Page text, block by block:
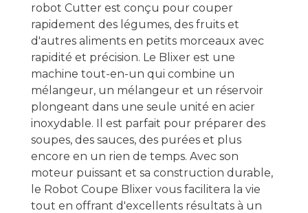
robot Cutter est conçu pour couper
rapidement des légumes, des fruits et
d'autres aliments en petits morceaux avec
rapidité et précision. Le Blixer est une
machine tout-en-un qui combine un
mélangeur, un mélangeur et un réservoir
plongeant dans une seule unité en acier
inoxydable. Il est parfait pour préparer des
soupes, des sauces, des purées et plus
encore en un rien de temps. Avec son
moteur puissant et sa construction durable,
le Robot Coupe Blixer vous facilitera la vie
tout en offrant d'excellents résultats à un